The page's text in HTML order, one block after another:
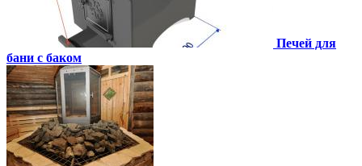
Печей для
бани с баком